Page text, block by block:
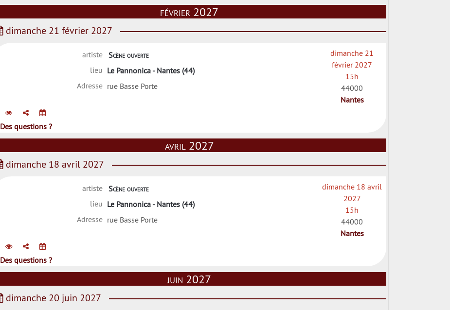
février 2027
dimanche 21 février 2027
artiste
Scène ouverte
lieu Le Pannonica - Nantes (44)
Adresse rue Basse Porte
dimanche 21
février 2027
15h
44000
Nantes
Des questions ?
avril 2027
dimanche 18 avril 2027
artiste
Scène ouverte
lieu Le Pannonica - Nantes (44)
Adresse rue Basse Porte
dimanche 18 avril
2027
15h
44000
Nantes
Des questions ?
juin 2027
dimanche 20 juin 2027